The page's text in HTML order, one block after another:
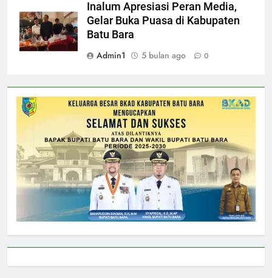
Inalum Apresiasi Peran Media,
Gelar Buka Puasa di Kabupaten
Batu Bara
Admin1
5 bulan ago 0